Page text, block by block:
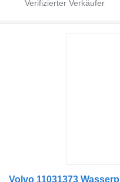
Volvo 11031373